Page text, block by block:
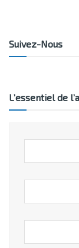
Suivez-Nous
L’essentiel de